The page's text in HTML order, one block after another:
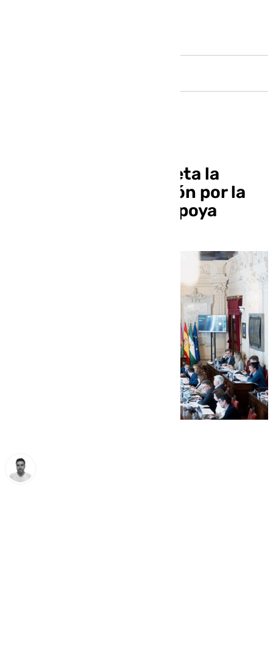
El PP de Málaga respeta la
próxima manifestación por la
vivienda, pero no la apoya